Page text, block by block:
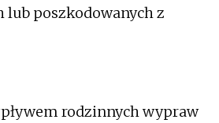
lub poszkodowanych z
rodzinnych wypraw